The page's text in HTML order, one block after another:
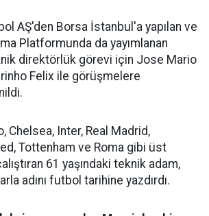
AŞ'den Borsa İstanbul'a yapılan ve
Platformunda da yayımlanan
direktörlük görevi için Jose Mario
Felix ile görüşmelere
Chelsea, Inter, Real Madrid,
Tottenham ve Roma gibi üst
61 yaşındaki teknik adam,
adını futbol tarihine yazdırdı.